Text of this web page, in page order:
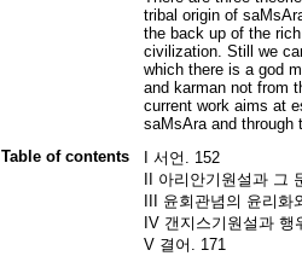
tribal origin of
the back up of the
civilization. Still we
which there is a god
and karman not from
current work aims at
saMsAra and through
Table of contents
I 서언. 152
II 아리안기원설과 그
III 윤회관념의 윤리
IV 갠지스기원설과
V 결어. 171